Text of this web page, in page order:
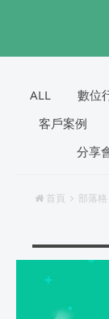
ALL 數位
客戶案例
分享
首頁 部落格